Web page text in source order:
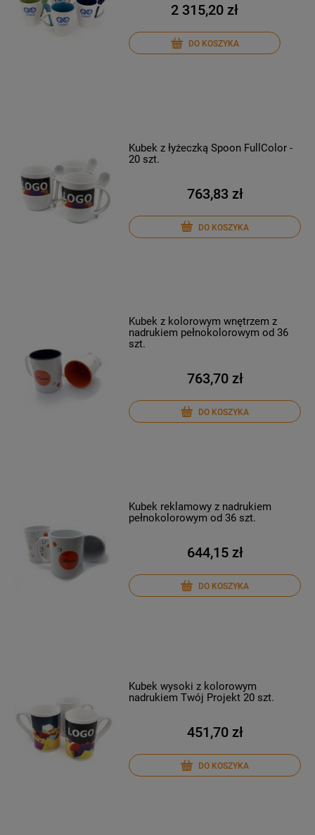
2 315,20 zł
DO KOSZYKA
Kubek z łyżeczką Spoon FullColor -
20 szt.
763,83 zł
DO KOSZYKA
Kubek z kolorowym wnętrzem z
nadrukiem pełnokolorowym od 36
szt.
763,70 zł
DO KOSZYKA
Kubek reklamowy z nadrukiem
pełnokolorowym od 36 szt.
644,15 zł
DO KOSZYKA
Kubek wysoki z kolorowym
nadrukiem Twój Projekt 20 szt.
451,70 zł
DO KOSZYKA